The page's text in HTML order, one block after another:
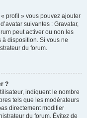
profil » vous pouvez ajouter
suivantes : Gravatar,
peut activer ou non les
disposition. Si vous ne
du forum.
?
indiquent le nombre
tels que les modérateurs
directement modifier
du forum. Évitez de